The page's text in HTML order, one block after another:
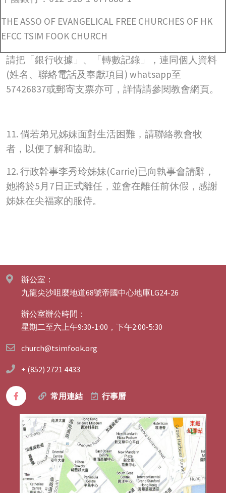
THE ASSO OF EVANGELICAL FREE CHURCHES OF HK
EFCC TSIM FOOK CHURCH
請把「銀行收據」、「轉數記錄」，連同個人資料
(姓名、聯絡電話及奉獻項目) whatsapp至
57426837或郵寄支票亦可，詳情請參閱教會網頁。
11. 倘若弟兄姊妹面對生活困難，請聯絡教會牧
者，以便了解和協助。
12. 行政幹事李秀玲姊妹(Carrie)已向執事會請辭，
她將於5月7日正式離任，並會在離任前休假，感謝
姊妹在尖福家的服侍。
辦公室：
九龍尖沙咀麼地道68號帝國中心地庫LG24-26
辦公室辦公時間：
星期二至六上午9:30-1:00，下午2:00-5:30
church@tsimfook.org
+ (852) 2721 4433
常用連結 行事曆